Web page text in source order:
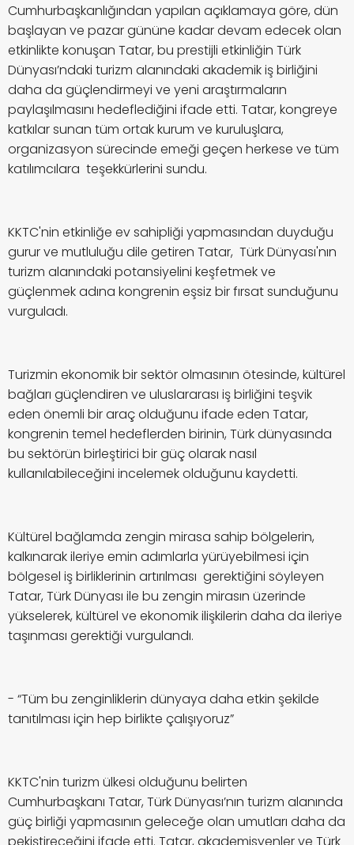
Cumhurbaşkanlığından yapılan açıklamaya göre, dün
başlayan ve pazar gününe kadar devam edecek olan
etkinlikte konuşan Tatar, bu prestijli etkinliğin Türk
Dünyası’ndaki turizm alanındaki akademik iş birliğini
daha da güçlendirmeyi ve yeni araştırmaların
paylaşılmasını hedeflediğini ifade etti. Tatar, kongreye
katkılar sunan tüm ortak kurum ve kuruluşlara,
organizasyon sürecinde emeği geçen herkese ve tüm
katılımcılara teşekkürlerini sundu.
KKTC'nin etkinliğe ev sahipliği yapmasından duyduğu
gurur ve mutluluğu dile getiren Tatar, Türk Dünyası'nın
turizm alanındaki potansiyelini keşfetmek ve
güçlenmek adına kongrenin eşsiz bir fırsat sunduğunu
vurguladı.
Turizmin ekonomik bir sektör olmasının ötesinde, kültürel
bağları güçlendiren ve uluslararası iş birliğini teşvik
eden önemli bir araç olduğunu ifade eden Tatar,
kongrenin temel hedeflerden birinin, Türk dünyasında
bu sektörün birleştirici bir güç olarak nasıl
kullanılabileceğini incelemek olduğunu kaydetti.
Kültürel bağlamda zengin mirasa sahip bölgelerin,
kalkınarak ileriye emin adımlarla yürüyebilmesi için
bölgesel iş birliklerinin artırılması gerektiğini söyleyen
Tatar, Türk Dünyası ile bu zengin mirasın üzerinde
yükselerek, kültürel ve ekonomik ilişkilerin daha da ileriye
taşınması gerektiği vurgulandı.
- “Tüm bu zenginliklerin dünyaya daha etkin şekilde
tanıtılması için hep birlikte çalışıyoruz”
KKTC'nin turizm ülkesi olduğunu belirten
Cumhurbaşkanı Tatar, Türk Dünyası’nın turizm alanında
güç birliği yapmasının geleceğe olan umutları daha da
pekiştireceğini ifade etti. Tatar, akademisyenler ve Türk